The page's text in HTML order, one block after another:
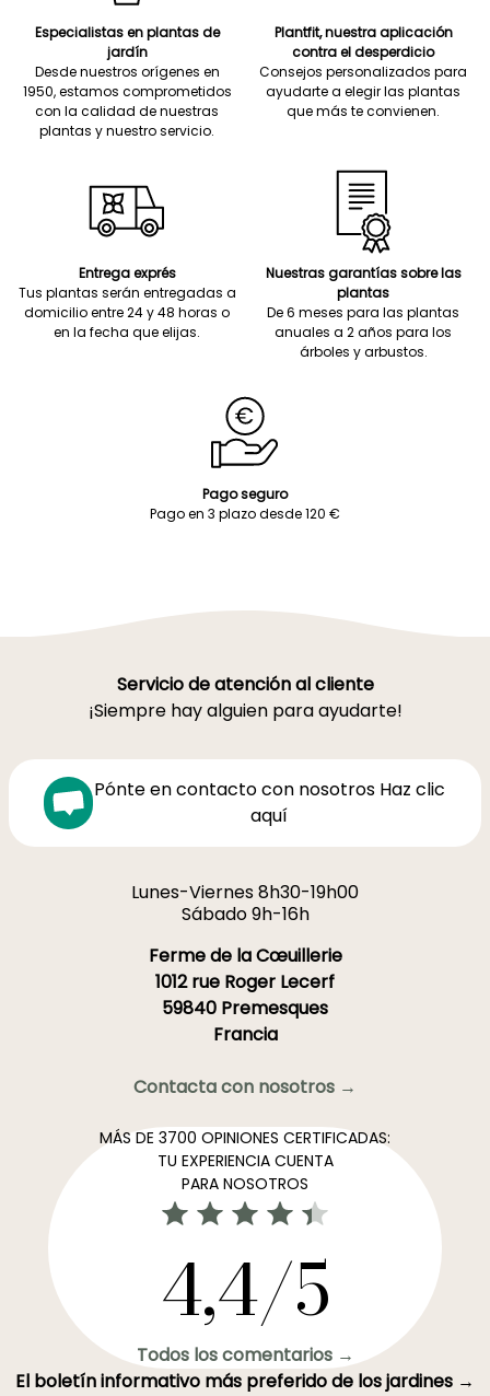
Especialistas en plantas de
jardín
Desde nuestros orígenes en
1950, estamos comprometidos
con la calidad de nuestras
plantas y nuestro servicio.
Plantfit, nuestra aplicación
contra el desperdicio
Consejos personalizados para
ayudarte a elegir las plantas
que más te convienen.
Entrega exprés
Tus plantas serán entregadas a
domicilio entre 24 y 48 horas o
en la fecha que elijas.
Nuestras garantías sobre las
plantas
De 6 meses para las plantas
anuales a 2 años para los
árboles y arbustos.
Pago seguro
Pago en 3 plazo desde 120 €
Servicio de atención al cliente
¡Siempre hay alguien para ayudarte!
Pónte en contacto con nosotros Haz clic
aquí
Lunes-Viernes 8h30-19h00
Sábado 9h-16h
Ferme de la Cœuillerie
1012 rue Roger Lecerf
59840 Premesques
Francia
Contacta con nosotros →
MÁS DE 3700 OPINIONES CERTIFICADAS:
TU EXPERIENCIA CUENTA
PARA NOSOTROS
4,4/5
Todos los comentarios →
El boletín informativo más preferido de los jardines →